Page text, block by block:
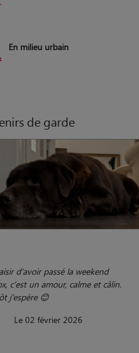
En milieu urbain
de garde
d'avoir passé la weekend
c'est un amour, calme et câlin.
j'espère 😊
Le 02 février 2026